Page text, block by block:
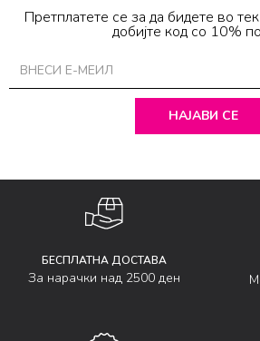
Претплатете се за да бидете во
добијте код со 10%
НАЈАВИ СЕ
БЕСПЛАТНА ДОСТАВА
За нарачки над 2500 ден